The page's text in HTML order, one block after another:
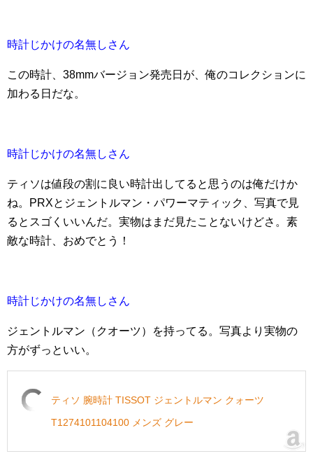
時計じかけの名無しさん
この時計、38mmバージョン発売日が、俺のコレクションに
加わる日だな。
時計じかけの名無しさん
ティソは値段の割に良い時計出してると思うのは俺だけか
ね。PRXとジェントルマン・パワーマティック、写真で見
るとスゴくいいんだ。実物はまだ見たことないけどさ。素
敵な時計、おめでとう！
時計じかけの名無しさん
ジェントルマン（クオーツ）を持ってる。写真より実物の
方がずっといい。
ティソ 腕時計 TISSOT ジェントルマン クォーツ
T1274101104100 メンズ グレー